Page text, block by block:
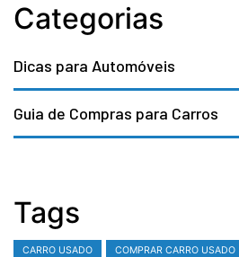
Categorias
Dicas para Automóveis
Guia de Compras para Carros
Tags
CARRO USADO COMPRAR CARRO USADO